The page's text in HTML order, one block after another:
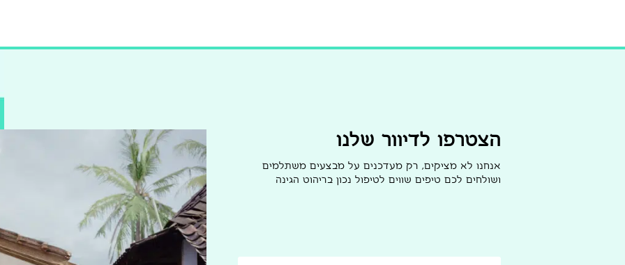
הצטרפו לדיוור שלנו
אנחנו לא מציקים, רק מעדכנים על מבצעים משתלמים
ושולחים לכם טיפים שווים לטיפול נכון בריהוט הגינה